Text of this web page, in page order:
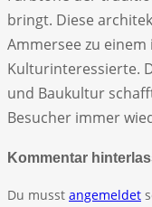
bringt. Diese
Ammersee zu einem
Kulturinteressierte.
und Baukultur
Besucher immer
Kommentar
Du musst angemeldet